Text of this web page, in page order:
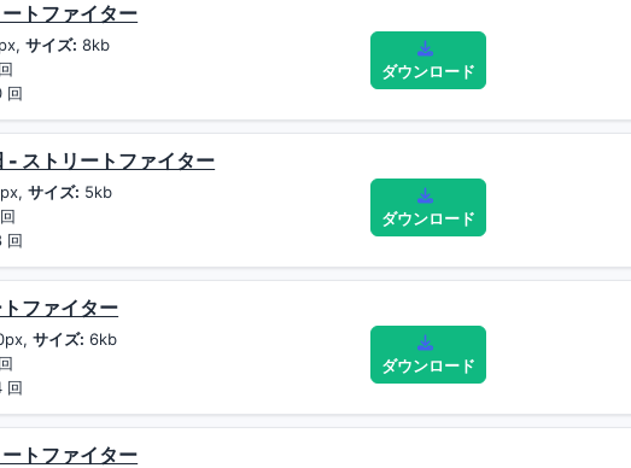
トファイター
サイズ: 8kb
回
ダウンロード
- ストリートファイター
サイズ: 5kb
回
ダウンロード
ファイター
サイズ: 6kb
回
ダウンロード
トファイター